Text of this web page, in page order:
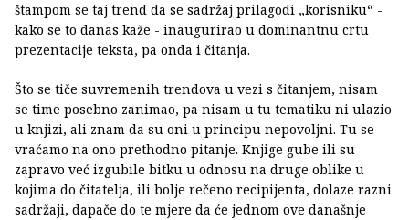
štampom se taj trend da se sadržaj prilagodi „korisniku“ -
kako se to danas kaže - inaugurirao u dominantnu crtu
prezentacije teksta, pa onda i čitanja.
Što se tiče suvremenih trendova u vezi s čitanjem, nisam
se time posebno zanimao, pa nisam u tu tematiku ni ulazio
u knjizi, ali znam da su oni u principu nepovoljni. Tu se
vraćamo na ono prethodno pitanje. Knjige gube ili su
zapravo već izgubile bitku u odnosu na druge oblike u
kojima do čitatelja, ili bolje rečeno recipijenta, dolaze razni
sadržaji, dapače do te mjere da će jednom ove današnje